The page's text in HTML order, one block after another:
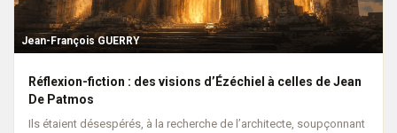
Jean-François GUERRY
Réflexion-fiction : des visions d’Ézéchiel à celles de Jean
De Patmos
Ils étaient désespérés, à la recherche de l’architecte, soupçonnant